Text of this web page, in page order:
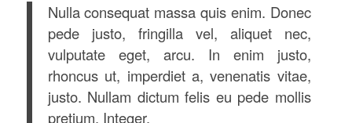
Nulla consequat massa quis enim. Donec
pede justo, fringilla vel, aliquet nec,
vulputate eget, arcu. In enim justo,
rhoncus ut, imperdiet a, venenatis vitae,
justo. Nullam dictum felis eu pede mollis
pretium. Integer.